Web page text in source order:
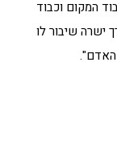
המקום וכבוד
ישרה שיבור לו